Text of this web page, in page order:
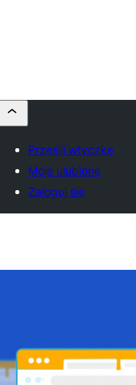
Prześlij wtyczkę
Moje ulubione
Zaloguj się